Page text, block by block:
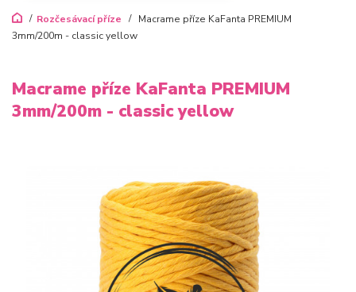
Rozčesávací příze
Macrame příze KaFanta PREMIUM
3mm/200m - classic yellow
Macrame příze KaFanta PREMIUM
3mm/200m - classic yellow